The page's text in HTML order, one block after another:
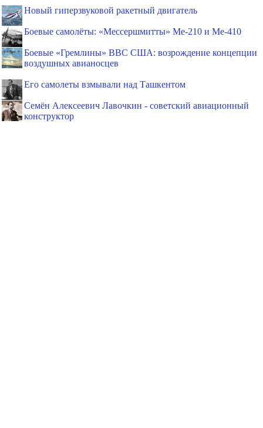
Новый гиперзвуковой ракетный двигатель
Боевые самолёты: «Мессершмитты» Ме-210 и Ме-410
Боевые «Гремлины» ВВС США: возрождение концепции
воздушных авианосцев
Его самолеты взмывали над Ташкентом
Семён Алексеевич Лавочкин - советский авиационный
конструктор